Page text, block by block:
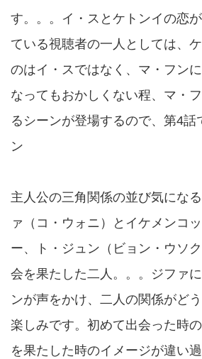
す。。。イ・スとケトンイの恋
ている視聴者の一人としては、
のはイ・スではなく、マ・フンに
なってもおかしくない程、マ・
るシーンが登場するので、第4話
ン
主人公の三角関係の並び気にな
ァ（コ・ウォニ）とイケメンコ
ー、ト・ジュン（ビョン・ウソ
会を果たした二人。。。ジファ
ンが声をかけ、二人の関係がど
楽しみです。初めて出会った時
を果たした時のイメージが違い過